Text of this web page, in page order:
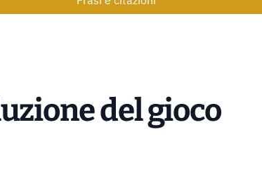
del gioco